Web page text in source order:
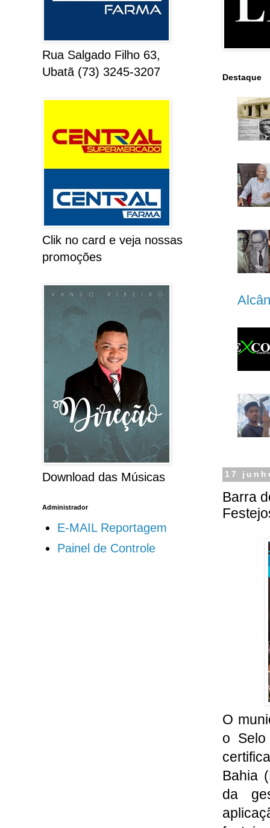
Destaque
17
Barra
O
o Selo
Bahia
da
Rua Salgado Filho 63,
Ubatã (73) 3245-3207
Clik no card e veja nossas
promoções
Download das Músicas
Administrador
E-MAIL Reportagem
Painel de Controle